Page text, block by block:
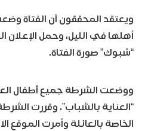
ويعتقد المحققون أن الفتاة
أهلها في الليل، وحمل
“شبوك” صورة الفتاة.
ووضعت الشرطة جميع أطفال
“العناية بالشباب”. وقررت
الخاصة بالعائلة وأمرت الموقع